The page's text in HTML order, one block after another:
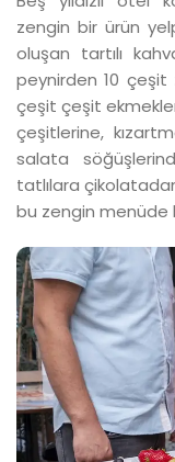
zengin bir ürün
oluşan tartılı
peynirden 10 çeşit
çeşit çeşit
çeşitlerine,
salata
tatlılara
bu zengin menüde